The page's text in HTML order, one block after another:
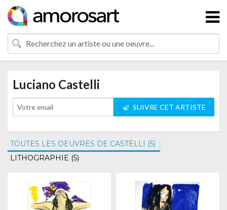
Luciano Castelli
SUIVRE CET ARTISTE
TOUTES LES OEUVRES DE CASTELLI (5)
LITHOGRAPHIE (5)